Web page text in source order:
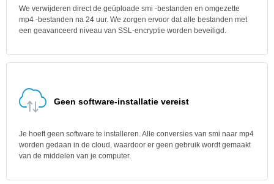
We verwijderen direct de geüploade smi -bestanden en omgezette
mp4 -bestanden na 24 uur. We zorgen ervoor dat alle bestanden met
een geavanceerd niveau van SSL-encryptie worden beveiligd.
Geen software-installatie vereist
Je hoeft geen software te installeren. Alle conversies van smi naar mp4
worden gedaan in de cloud, waardoor er geen gebruik wordt gemaakt
van de middelen van je computer.